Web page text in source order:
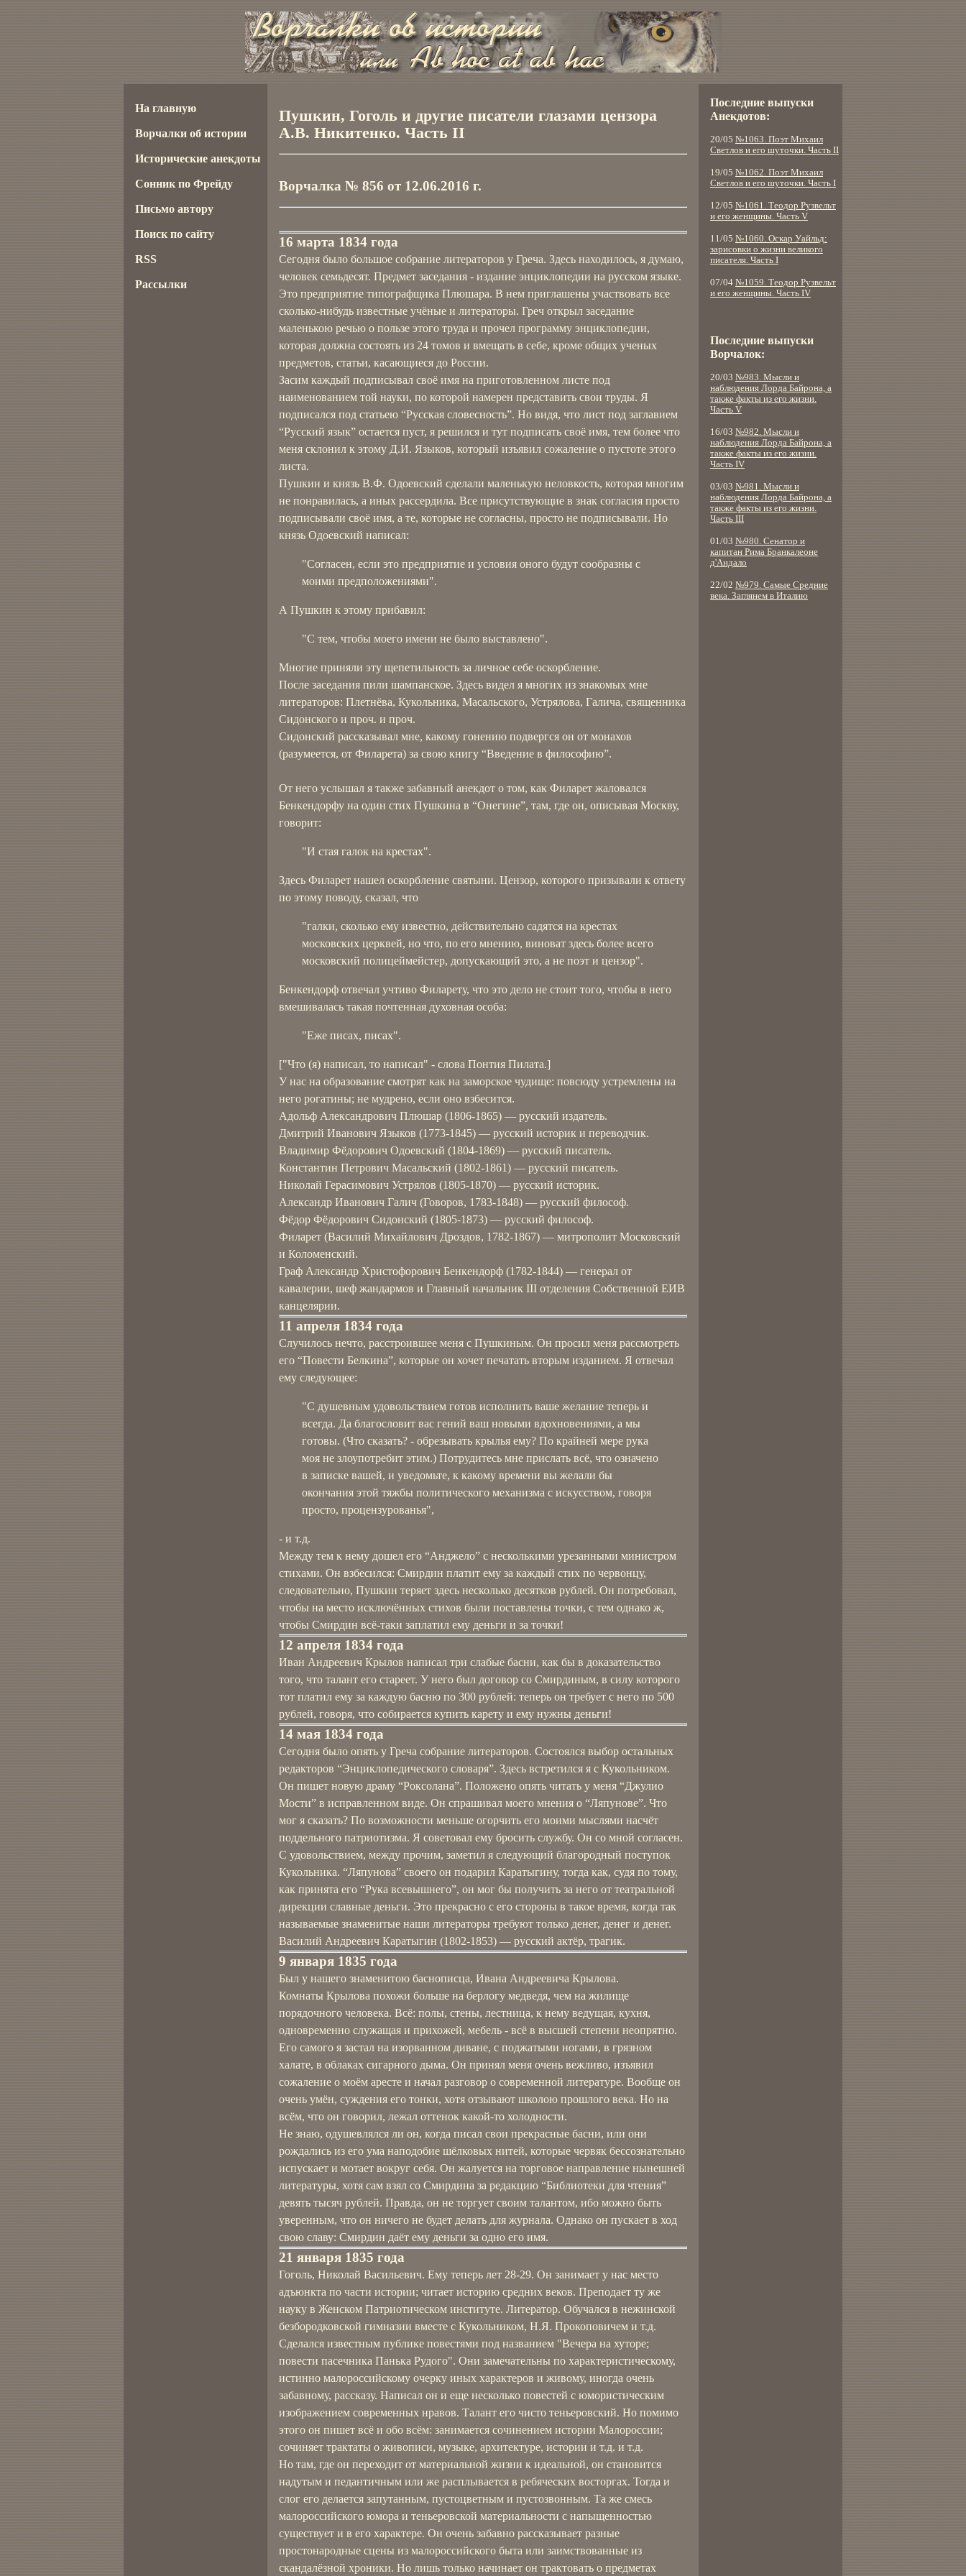
Пушкин, Гоголь и другие писатели глазами цензора
А.В. Никитенко. Часть II
Ворчалка № 856 от 12.06.2016 г.
16 марта 1834 года
Сегодня было большое собрание литераторов у Греча. Здесь находилось, я думаю,
человек семьдесят. Предмет заседания - издание энциклопедии на русском языке.
Это предприятие типографщика Плюшара. В нем приглашены участвовать все
сколько-нибудь известные учёные и литераторы. Греч открыл заседание
маленькою речью о пользе этого труда и прочел программу энциклопедии,
которая должна состоять из 24 томов и вмещать в себе, кроме общих ученых
предметов, статьи, касающиеся до России.
Засим каждый подписывал своё имя на приготовленном листе под
наименованием той науки, по которой намерен представить свои труды. Я
подписался под статьею “Русская словесность”. Но видя, что лист под заглавием
“Русский язык” остается пуст, я решился и тут подписать своё имя, тем более что
меня склонил к этому Д.И. Языков, который изъявил сожаление о пустоте этого
листа.
Пушкин и князь В.Ф. Одоевский сделали маленькую неловкость, которая многим
не понравилась, а иных рассердила. Все присутствующие в знак согласия просто
подписывали своё имя, а те, которые не согласны, просто не подписывали. Но
князь Одоевский написал:
"Согласен, если это предприятие и условия оного будут сообразны с
моими предположениями".
А Пушкин к этому прибавил:
"С тем, чтобы моего имени не было выставлено".
Многие приняли эту щепетильность за личное себе оскорбление.
После заседания пили шампанское. Здесь видел я многих из знакомых мне
литераторов: Плетнёва, Кукольника, Масальского, Устрялова, Галича, священника
Сидонского и проч. и проч.
Сидонский рассказывал мне, какому гонению подвергся он от монахов
(разумеется, от Филарета) за свою книгу “Введение в философию”.
От него услышал я также забавный анекдот о том, как Филарет жаловался
Бенкендорфу на один стих Пушкина в “Онегине”, там, где он, описывая Москву,
говорит:
"И стая галок на крестах".
Здесь Филарет нашел оскорбление святыни. Цензор, которого призывали к ответу
по этому поводу, сказал, что
"галки, сколько ему известно, действительно садятся на крестах
московских церквей, но что, по его мнению, виноват здесь более всего
московский полицеймейстер, допускающий это, а не поэт и цензор".
Бенкендорф отвечал учтиво Филарету, что это дело не стоит того, чтобы в него
вмешивалась такая почтенная духовная особа:
"Еже писах, писах".
["Что (я) написал, то написал" - слова Понтия Пилата.]
У нас на образование смотрят как на заморское чудище: повсюду устремлены на
него рогатины; не мудрено, если оно взбесится.
Адольф Александрович Плюшар (1806-1865) — русский издатель.
Дмитрий Иванович Языков (1773-1845) — русский историк и переводчик.
Владимир Фёдорович Одоевский (1804-1869) — русский писатель.
Константин Петрович Масальский (1802-1861) — русский писатель.
Николай Герасимович Устрялов (1805-1870) — русский историк.
Александр Иванович Галич (Говоров, 1783-1848) — русский философ.
Фёдор Фёдорович Сидонский (1805-1873) — русский философ.
Филарет (Василий Михайлович Дроздов, 1782-1867) — митрополит Московский
и Коломенский.
Граф Александр Христофорович Бенкендорф (1782-1844) — генерал от
кавалерии, шеф жандармов и Главный начальник III отделения Собственной ЕИВ
канцелярии.
11 апреля 1834 года
Случилось нечто, расстроившее меня с Пушкиным. Он просил меня рассмотреть
его “Повести Белкина”, которые он хочет печатать вторым изданием. Я отвечал
ему следующее:
"С душевным удовольствием готов исполнить ваше желание теперь и
всегда. Да благословит вас гений ваш новыми вдохновениями, а мы
готовы. (Что сказать? - обрезывать крылья ему? По крайней мере рука
моя не злоупотребит этим.) Потрудитесь мне прислать всё, что означено
в записке вашей, и уведомьте, к какому времени вы желали бы
окончания этой тяжбы политического механизма с искусством, говоря
просто, процензурованья",
- и т.д.
Между тем к нему дошел его “Анджело” с несколькими урезанными министром
стихами. Он взбесился: Смирдин платит ему за каждый стих по червонцу,
следовательно, Пушкин теряет здесь несколько десятков рублей. Он потребовал,
чтобы на место исключённых стихов были поставлены точки, с тем однако ж,
чтобы Смирдин всё-таки заплатил ему деньги и за точки!
12 апреля 1834 года
Иван Андреевич Крылов написал три слабые басни, как бы в доказательство
того, что талант его стареет. У него был договор со Смирдиным, в силу которого
тот платил ему за каждую басню по 300 рублей: теперь он требует с него по 500
рублей, говоря, что собирается купить карету и ему нужны деньги!
14 мая 1834 года
Сегодня было опять у Греча собрание литераторов. Состоялся выбор остальных
редакторов “Энциклопедического словаря”. Здесь встретился я с Кукольником.
Он пишет новую драму “Роксолана”. Положено опять читать у меня “Джулио
Мости” в исправленном виде. Он спрашивал моего мнения о “Ляпунове”. Что
мог я сказать? По возможности меньше огорчить его моими мыслями насчёт
поддельного патриотизма. Я советовал ему бросить службу. Он со мной согласен.
С удовольствием, между прочим, заметил я следующий благородный поступок
Кукольника. “Ляпунова” своего он подарил Каратыгину, тогда как, судя по тому,
как принята его “Рука всевышнего”, он мог бы получить за него от театральной
дирекции славные деньги. Это прекрасно с его стороны в такое время, когда так
называемые знаменитые наши литераторы требуют только денег, денег и денег.
Василий Андреевич Каратыгин (1802-1853) — русский актёр, трагик.
9 января 1835 года
Был у нашего знаменитою баснописца, Ивана Андреевича Крылова.
Комнаты Крылова похожи больше на берлогу медведя, чем на жилище
порядочного человека. Всё: полы, стены, лестница, к нему ведущая, кухня,
одновременно служащая и прихожей, мебель - всё в высшей степени неопрятно.
Его самого я застал на изорванном диване, с поджатыми ногами, в грязном
халате, в облаках сигарного дыма. Он принял меня очень вежливо, изъявил
сожаление о моём аресте и начал разговор о современной литературе. Вообще он
очень умён, суждения его тонки, хотя отзывают школою прошлого века. Но на
всём, что он говорил, лежал оттенок какой-то холодности.
Не знаю, одушевлялся ли он, когда писал свои прекрасные басни, или они
рождались из его ума наподобие шёлковых нитей, которые червяк бессознательно
испускает и мотает вокруг себя. Он жалуется на торговое направление нынешней
литературы, хотя сам взял со Смирдина за редакцию “Библиотеки для чтения”
девять тысяч рублей. Правда, он не торгует своим талантом, ибо можно быть
уверенным, что он ничего не будет делать для журнала. Однако он пускает в ход
свою славу: Смирдин даёт ему деньги за одно его имя.
21 января 1835 года
Гоголь, Николай Васильевич. Ему теперь лет 28-29. Он занимает у нас место
адъюнкта по части истории; читает историю средних веков. Преподает ту же
науку в Женском Патриотическом институте. Литератор. Обучался в нежинской
безбородковской гимназии вместе с Кукольником, Н.Я. Прокоповичем и т.д.
Сделался известным публике повестями под названием "Вечера на хуторе;
повести пасечника Панька Рудого". Они замечательны по характеристическому,
истинно малороссийскому очерку иных характеров и живому, иногда очень
забавному, рассказу. Написал он и еще несколько повестей с юмористическим
изображением современных нравов. Талант его чисто теньеровский. Но помимо
этого он пишет всё и обо всём: занимается сочинением истории Малороссии;
сочиняет трактаты о живописи, музыке, архитектуре, истории и т.д. и т.д.
Но там, где он переходит от материальной жизни к идеальной, он становится
надутым и педантичным или же расплывается в ребяческих восторгах. Тогда и
слог его делается запутанным, пустоцветным и пустозвонным. Та же смесь
малороссийского юмора и теньеровской материальности с напыщенностью
существует и в его характере. Он очень забавно рассказывает разные
простонародные сцены из малороссийского быта или заимствованные из
скандалёзной хроники. Но лишь только начинает он трактовать о предметах
На главную
Ворчалки об истории
Исторические анекдоты
Сонник по Фрейду
Письмо автору
Поиск по сайту
RSS
Рассылки
Последние выпуски
Анекдотов:
20/05 №1063. Поэт Михаил
Светлов и его шуточки. Часть II
19/05 №1062. Поэт Михаил
Светлов и его шуточки. Часть I
12/05 №1061. Теодор Рузвельт
и его женщины. Часть V
11/05 №1060. Оскар Уайльд:
зарисовки о жизни великого
писателя. Часть I
07/04 №1059. Теодор Рузвельт
и его женщины. Часть IV
Последние выпуски
Ворчалок:
20/03 №983. Мысли и
наблюдения Лорда Байрона, а
также факты из его жизни.
Часть V
16/03 №982. Мысли и
наблюдения Лорда Байрона, а
также факты из его жизни.
Часть IV
03/03 №981. Мысли и
наблюдения Лорда Байрона, а
также факты из его жизни.
Часть III
01/03 №980. Сенатор и
капитан Рима Бранкалеоне
д'Андало
22/02 №979. Самые Средние
века. Заглянем в Италию